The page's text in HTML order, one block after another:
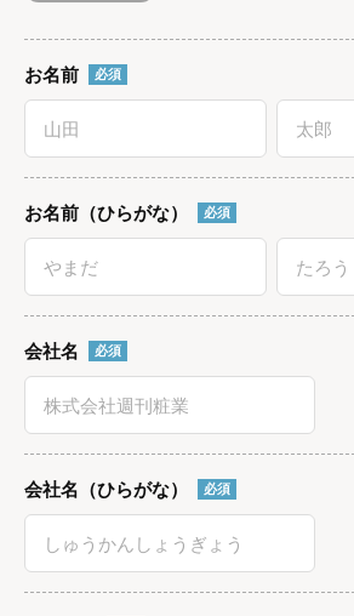
お名前 必須
お名前（ひらがな） 必須
会社名 必須
会社名（ひらがな） 必須